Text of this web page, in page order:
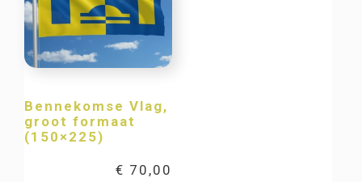
Bennekomse Vlag,
groot formaat
(150×225)
€ 70,00